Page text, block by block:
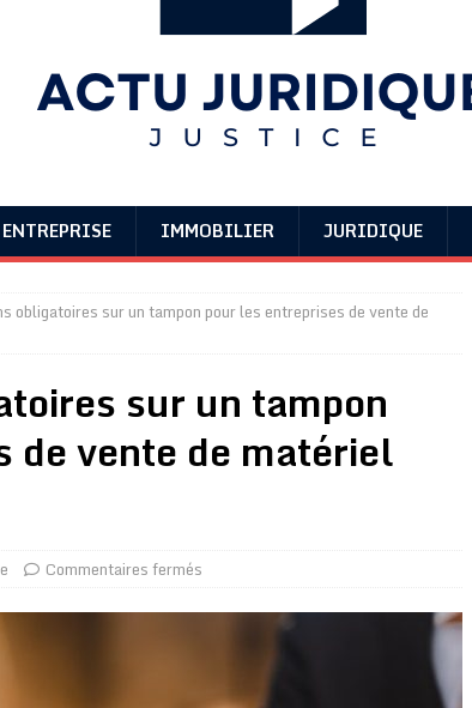
ENTREPRISE IMMOBILIER JURIDIQUE
obligatoires sur un tampon pour les entreprises de vente de
sur un tampon
de vente de matériel
Commentaires fermés